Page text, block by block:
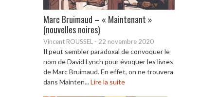
Marc Bruimaud – « Maintenant »
(nouvelles noires)
Vincent ROUSSEL - 22 novembre 2020
Il peut sembler paradoxal de convoquer le
nom de David Lynch pour évoquer les livres
de Marc Bruimaud. En effet, on ne trouvera
dans Mainten...Lire la suite